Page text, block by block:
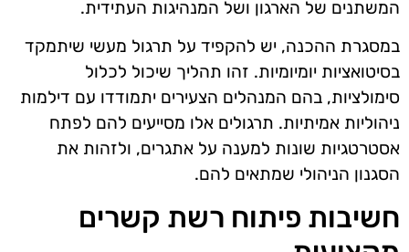
המשתנים של הארגון ושל המנהיגות העתידית.
במסגרת ההכנה, יש להקפיד על תרגול מעשי שיתמקד
בסיטואציות יומיומיות. זהו תהליך שיכול לכלול
סימולציות, בהם המנהלים הצעירים יתמודדו עם דילמות
ניהוליות אמיתיות. תרגולים אלו מסייעים להם לפתח
אסטרטגיות שונות למענה על אתגרים, ולזהות את
הסגנון הניהולי שמתאים להם.
חשיבות פיתוח רשת קשרים